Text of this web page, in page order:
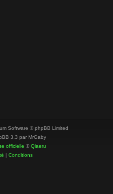
Software © phpBB Limited
3.3 par MrGaby
officielle ©Qiaeru
| Conditions